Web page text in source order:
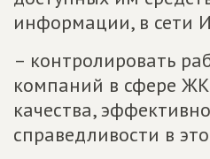
информации, в сети
– контролировать
компаний в сфере
качества,
справедливости в